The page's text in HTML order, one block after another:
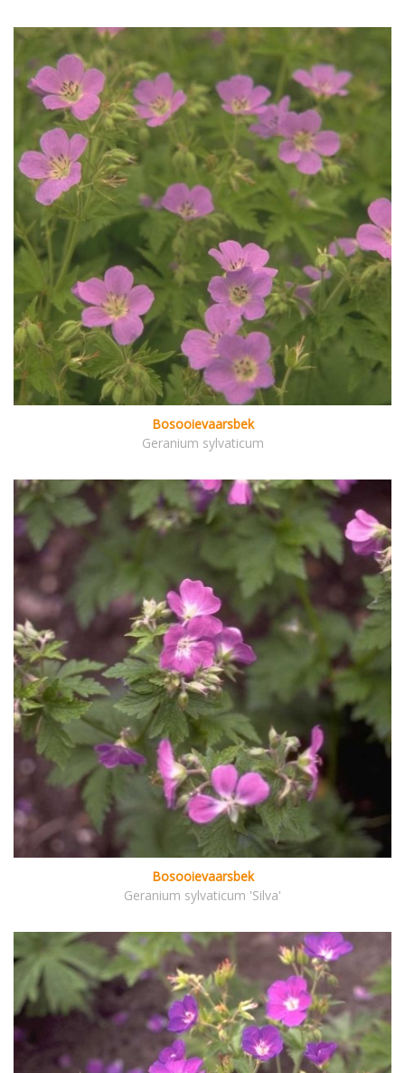
Bosooievaarsbek
Geranium sylvaticum
Bosooievaarsbek
Geranium sylvaticum 'Silva'